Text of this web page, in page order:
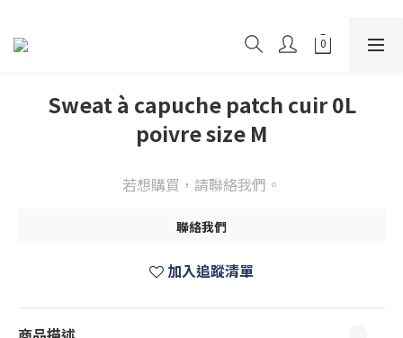
Sweat à capuche patch cuir 0L
poivre size M
若想購買，請聯絡我們。
聯絡我們
加入追蹤清單